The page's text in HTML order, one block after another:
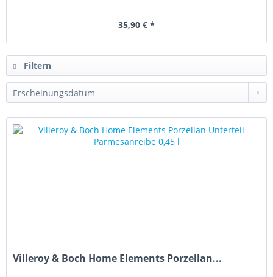
35,90 € *
Filtern
Villeroy & Boch Home Elements Porzellan...